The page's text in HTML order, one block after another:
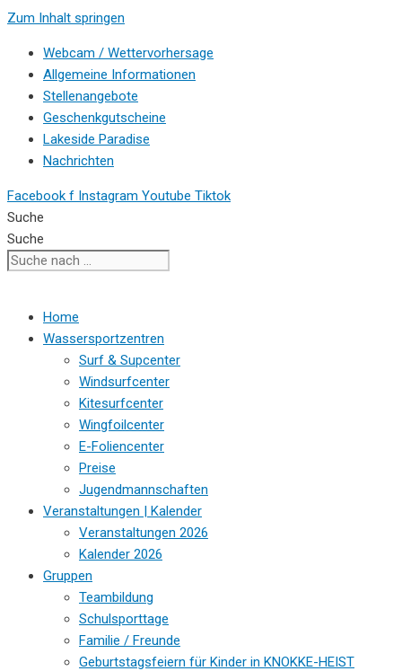
Zum Inhalt springen
Webcam / Wettervorhersage
Allgemeine Informationen
Stellenangebote
Geschenkgutscheine
Lakeside Paradise
Nachrichten
Facebook f Instagram Youtube Tiktok
Suche
Suche
Home
Wassersportzentren
Surf & Supcenter
Windsurfcenter
Kitesurfcenter
Wingfoilcenter
E-Foliencenter
Preise
Jugendmannschaften
Veranstaltungen | Kalender
Veranstaltungen 2026
Kalender 2026
Gruppen
Teambildung
Schulsporttage
Familie / Freunde
Geburtstagsfeiern für Kinder in KNOKKE-HEIST